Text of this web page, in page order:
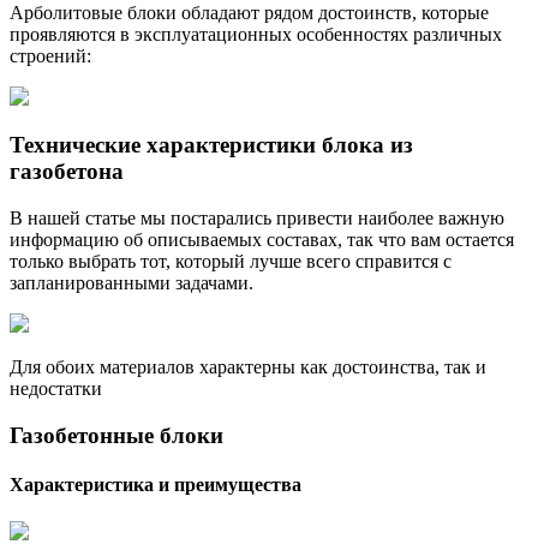
Арболитовые блоки обладают рядом достоинств, которые
проявляются в эксплуатационных особенностях различных
строений:
Технические характеристики блока из
газобетона
В нашей статье мы постарались привести наиболее важную
информацию об описываемых составах, так что вам остается
только выбрать тот, который лучше всего справится с
запланированными задачами.
Для обоих материалов характерны как достоинства, так и
недостатки
Газобетонные блоки
Характеристика и преимущества